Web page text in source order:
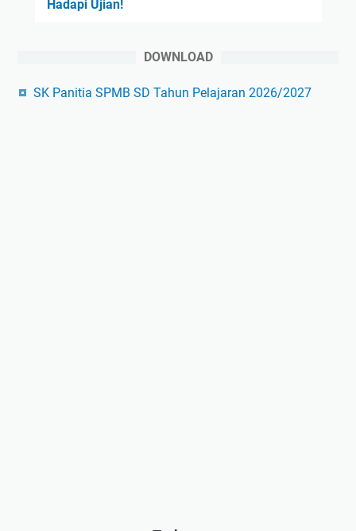
Hadapi Ujian!
DOWNLOAD
SK Panitia SPMB SD Tahun Pelajaran 2026/2027